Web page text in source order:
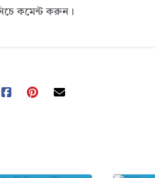
কমেন্ট করুন।